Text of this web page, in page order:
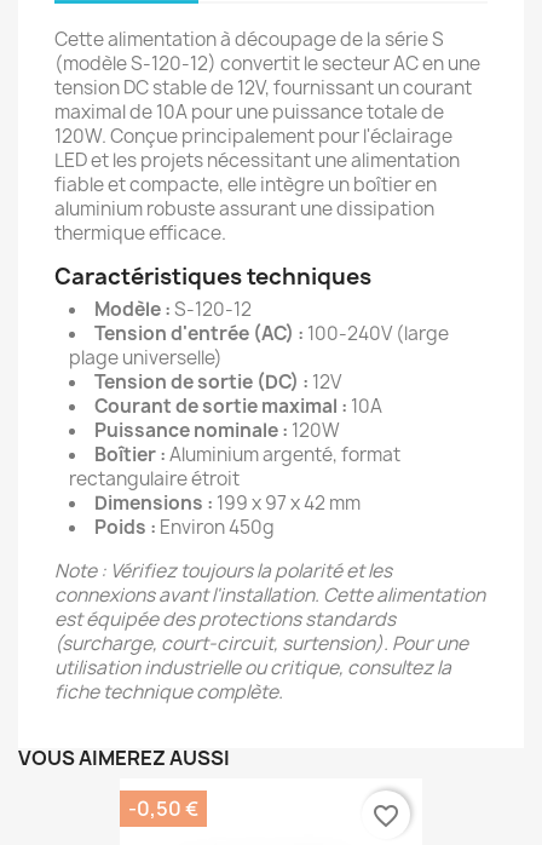
Cette alimentation à découpage de la série S
(modèle S-120-12) convertit le secteur AC en une
tension DC stable de 12V, fournissant un courant
maximal de 10A pour une puissance totale de
120W. Conçue principalement pour l'éclairage
LED et les projets nécessitant une alimentation
fiable et compacte, elle intègre un boîtier en
aluminium robuste assurant une dissipation
thermique efficace.
Caractéristiques techniques
Modèle :S-120-12
Tension d'entrée (AC) : 100-240V (large
plage universelle)
Tension de sortie (DC) : 12V
Courant de sortie maximal : 10A
Puissance nominale : 120W
Boîtier :Aluminium argenté, format
rectangulaire étroit
Dimensions : 199 x 97 x 42 mm
Poids : Environ 450g
Note : Vérifiez toujours la polarité et les
connexions avant l'installation. Cette alimentation
est équipée des protections standards
(surcharge, court-circuit, surtension). Pour une
utilisation industrielle ou critique, consultez la
fiche technique complète.
VOUS AIMEREZ AUSSI
-0,50 € favorite_border